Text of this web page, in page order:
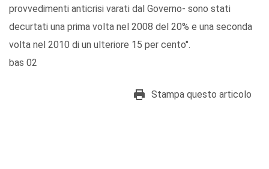
provvedimenti anticrisi varati dal Governo- sono stati
decurtati una prima volta nel 2008 del 20% e una seconda
volta nel 2010 di un ulteriore 15 per cento".
bas 02
Stampa questo articolo